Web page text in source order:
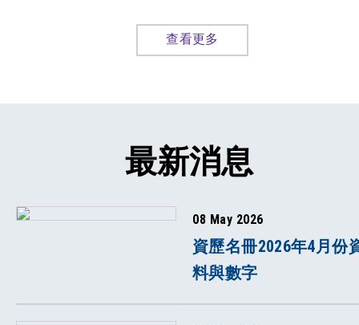
查看更多
最新消息
08 May 2026
資歷名冊2026年4月份
料與數字